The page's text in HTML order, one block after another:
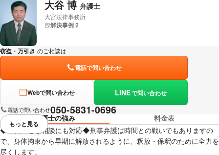
大谷 博 弁護士
大宮法律事務所
解決事例 2
窃盗・万引き のご相談は
電話で問い合わせ
Webで問い合わせ LINEで問い合わせ
電話で問い合わせ050-5831-0696
弁護士の強み
料金表
◆当日の急な相談にも対応◆刑事弁護は時間との戦いでもありますの
で、身体拘束から早期に解放されるように、釈放・保釈のために全力を
尽くします。
視覚的に省略されている要素を
もっと見る